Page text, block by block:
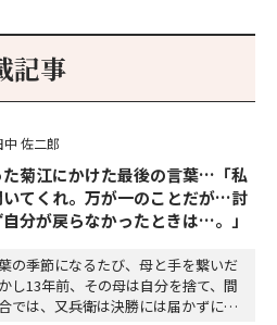
。「やはり私はあなたの超…
記事
中 佐二郎
菊江にかけた最後の言葉…「私
いてくれ。万が一のことだが…討
分が戻らなかったときは…。」
の季節になるたび、母と手を繋いだ
13年前、その母は自分を捨て、間
は、又兵衛は決勝には届かずに敗